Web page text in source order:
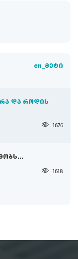
en_მეტი
ᲓᲐ ᲠᲝᲓᲘᲡ
1676
1618